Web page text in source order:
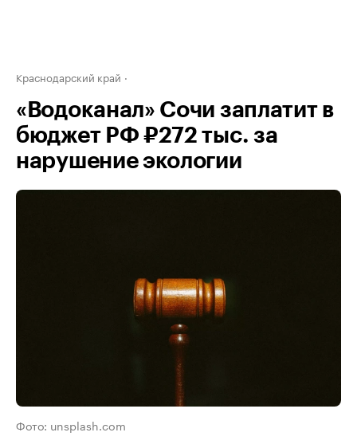
Краснодарский край
«Водоканал» Сочи заплатит в
бюджет РФ ₽272 тыс. за
нарушение экологии
Фото: unsplash.com